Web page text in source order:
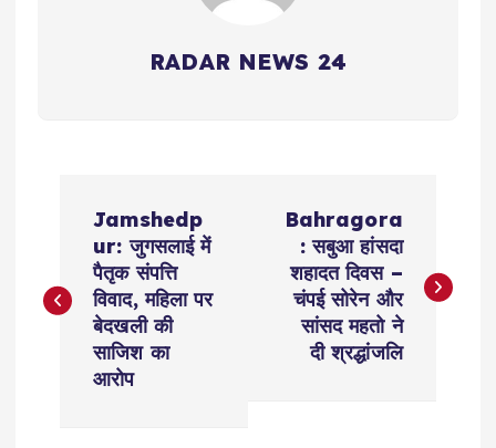
RADAR NEWS 24
s
Jamshedp
ur: जुगसलाई में
पैतृक संपत्ति
विवाद, महिला पर
बेदखली की
साजिश का
आरोप
Bahragora
: सबुआ हांसदा
शहादत दिवस –
चंपई सोरेन और
सांसद महतो ने
दी श्रद्धांजलि